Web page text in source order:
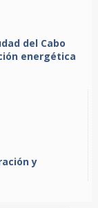
del Cabo
energética
y